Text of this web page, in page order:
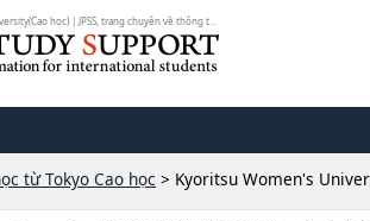
học) | JPSS, trang chuyên về thông t...
từ Tokyo Cao học > Kyoritsu Women's